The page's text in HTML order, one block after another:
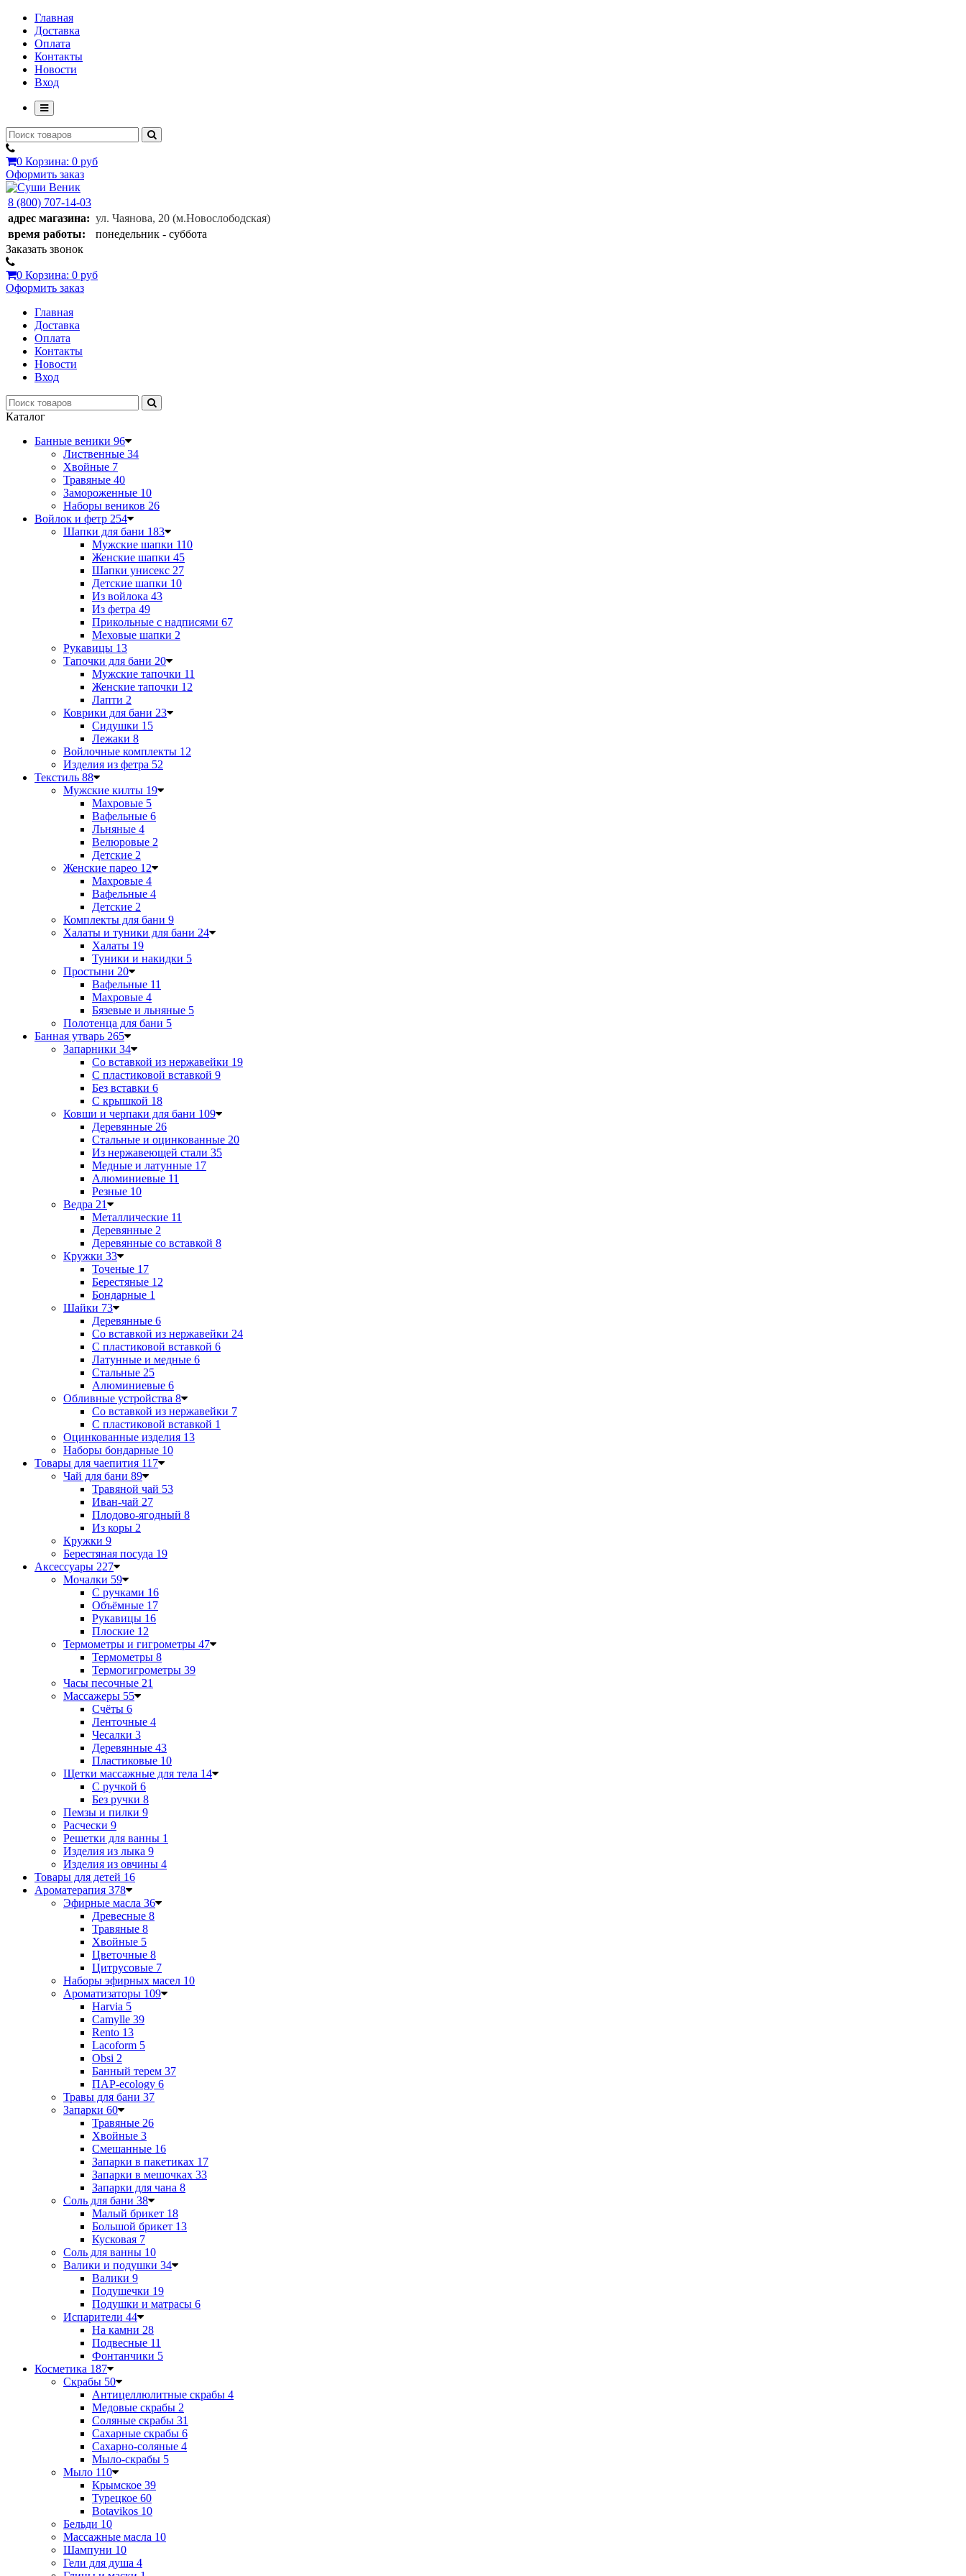
Главная
Доставка
Оплата
Контакты
Новости
Вход
0 Корзина: 0 руб
Оформить заказ
8 (800) 707-14-03
адрес магазина: ул. Чаянова, 20 (м.Новослободская)
время работы:
понедельник - суббота
Заказать звонок
0 Корзина: 0 руб
Оформить заказ
Главная
Доставка
Оплата
Контакты
Новости
Вход
Каталог
Банные веники 96
Лиственные 34
Хвойные 7
Травяные 40
Замороженные 10
Наборы веников 26
Войлок и фетр 254
Шапки для бани 183
Мужские шапки 110
Женские шапки 45
Шапки унисекс 27
Детские шапки 10
Из войлока 43
Из фетра 49
Прикольные с надписями 67
Меховые шапки 2
Рукавицы 13
Тапочки для бани 20
Мужские тапочки 11
Женские тапочки 12
Лапти 2
Коврики для бани 23
Сидушки 15
Лежаки 8
Войлочные комплекты 12
Изделия из фетра 52
Текстиль 88
Мужские килты 19
Махровые 5
Вафельные 6
Льняные 4
Велюровые 2
Детские 2
Женские парео 12
Махровые 4
Вафельные 4
Детские 2
Комплекты для бани 9
Халаты и туники для бани 24
Халаты 19
Туники и накидки 5
Простыни 20
Вафельные 11
Махровые 4
Бязевые и льняные 5
Полотенца для бани 5
Банная утварь 265
Запарники 34
Со вставкой из нержавейки 19
С пластиковой вставкой 9
Без вставки 6
С крышкой 18
Ковши и черпаки для бани 109
Деревянные 26
Стальные и оцинкованные 20
Из нержавеющей стали 35
Медные и латунные 17
Алюминиевые 11
Резные 10
Ведра 21
Металлические 11
Деревянные 2
Деревянные со вставкой 8
Кружки 33
Точеные 17
Берестяные 12
Бондарные 1
Шайки 73
Деревянные 6
Со вставкой из нержавейки 24
С пластиковой вставкой 6
Латунные и медные 6
Стальные 25
Алюминиевые 6
Обливные устройства 8
Со вставкой из нержавейки 7
С пластиковой вставкой 1
Оцинкованные изделия 13
Наборы бондарные 10
Товары для чаепития 117
Чай для бани 89
Травяной чай 53
Иван-чай 27
Плодово-ягодный 8
Из коры 2
Кружки 9
Берестяная посуда 19
Аксессуары 227
Мочалки 59
С ручками 16
Объёмные 17
Рукавицы 16
Плоские 12
Термометры и гигрометры 47
Термометры 8
Термогигрометры 39
Часы песочные 21
Массажеры 55
Счёты 6
Ленточные 4
Чесалки 3
Деревянные 43
Пластиковые 10
Щетки массажные для тела 14
С ручкой 6
Без ручки 8
Пемзы и пилки 9
Расчески 9
Решетки для ванны 1
Изделия из лыка 9
Изделия из овчины 4
Товары для детей 16
Ароматерапия 378
Эфирные масла 36
Древесные 8
Травяные 8
Хвойные 5
Цветочные 8
Цитрусовые 7
Наборы эфирных масел 10
Ароматизаторы 109
Harvia 5
Camylle 39
Rento 13
Lacoform 5
Obsi 2
Банный терем 37
ПАР-ecology 6
Травы для бани 37
Запарки 60
Травяные 26
Хвойные 3
Смешанные 16
Запарки в пакетиках 17
Запарки в мешочках 33
Запарки для чана 8
Соль для бани 38
Малый брикет 18
Большой брикет 13
Кусковая 7
Соль для ванны 10
Валики и подушки 34
Валики 9
Подушечки 19
Подушки и матрасы 6
Испарители 44
На камни 28
Подвесные 11
Фонтанчики 5
Косметика 187
Скрабы 50
Антицеллюлитные скрабы 4
Медовые скрабы 2
Соляные скрабы 31
Сахарные скрабы 6
Сахарно-соляные 4
Мыло-скрабы 5
Мыло 110
Крымское 39
Турецкое 60
Botavikos 10
Бельди 10
Массажные масла 10
Шампуни 10
Гели для душа 4